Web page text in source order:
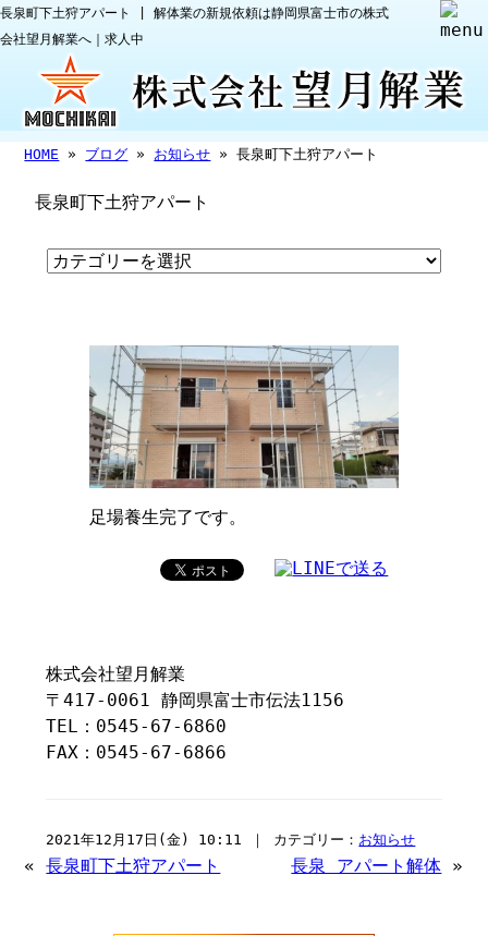
長泉町下土狩アパート | 解体業の新規依頼は静岡県富士市の株式
会社望月解業へ｜求人中
HOME » ブログ » お知らせ » 長泉町下土狩アパート
長泉町下土狩アパート
足場養生完了です。
株式会社望月解業
〒417-0061 静岡県富士市伝法1156
TEL：0545-67-6860
FAX：0545-67-6866
2021年12月17日(金) 10:11 ｜ カテゴリー： お知らせ
«長泉町下土狩アパート 長泉 アパート解体 »